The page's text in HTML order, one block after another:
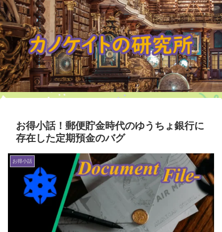
お得小話！郵便貯金時代のゆうちょ銀行に
存在した定期預金のバグ
お得小話